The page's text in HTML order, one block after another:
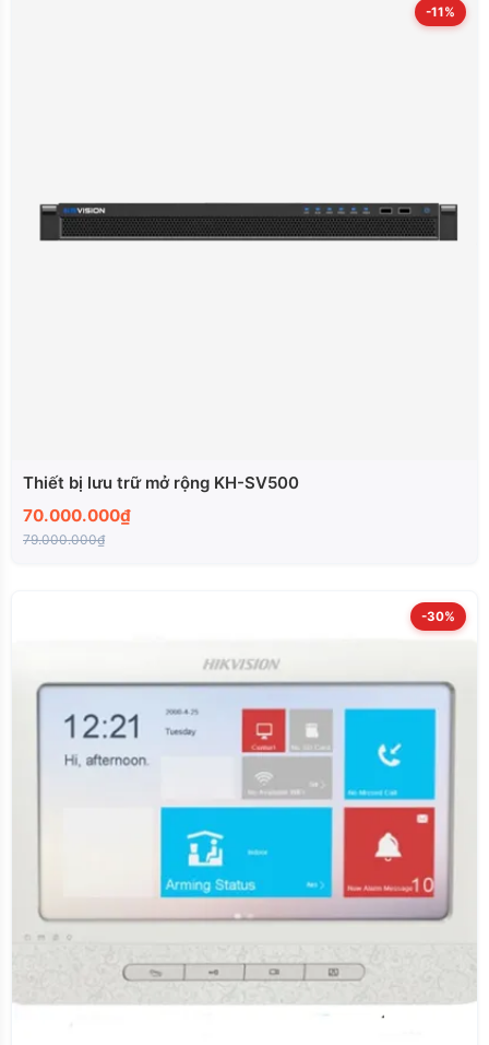
-11%
Thiết bị lưu trữ mở rộng KH-SV500
70.000.000₫
79.000.000₫
-30%